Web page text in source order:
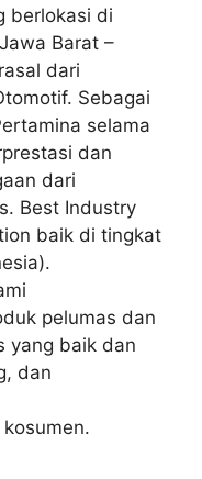
berlokasi di
Barat –
dari
Sebagai
selama
dan
dari
Best Industry
baik di tingkat
pelumas dan
yang baik dan
dan